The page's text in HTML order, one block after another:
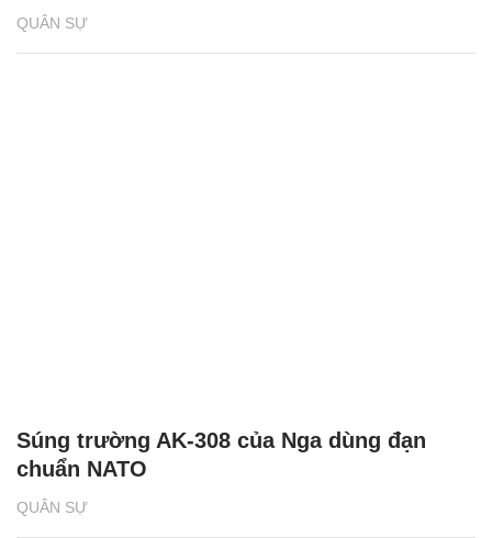
QUÂN SỰ
QUÂN SỰ
Súng trường AK-308 của Nga dùng đạn
chuẩn NATO